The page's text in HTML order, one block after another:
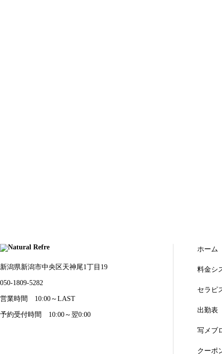
新潟県新潟市中央区天神尾1丁目19
050-1809-5282
営業時間 10:00～LAST
予約受付時間 10:00～翌0:00
ホーム
料金シ
セラピ
出勤表
写メブ
クーポ